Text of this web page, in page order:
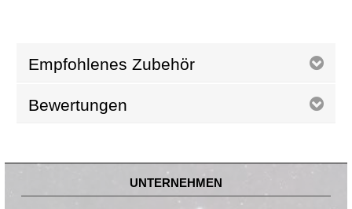
Empfohlenes Zubehör
Bewertungen
UNTERNEHMEN